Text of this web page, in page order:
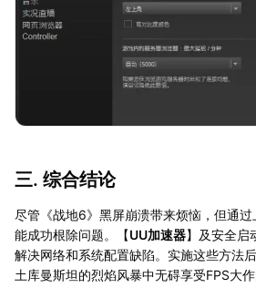
三. 综合结论
尽管《战地6》黑屏崩溃带来烦恼，但通
能成功根除问题。【UU加速器】及安全启
解决网络和系统配置缺陷。实施这些方法
土库曼斯坦的烈焰风暴中无碍享受FPS大作